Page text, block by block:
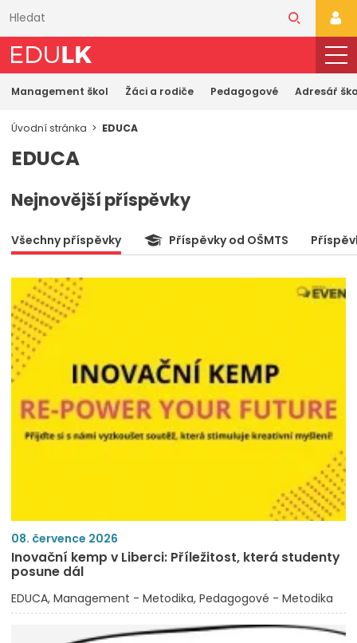
obsahu
Management škol Žáci a rodiče Pedagogové Adresář
Úvodní stránka EDUCA
EDUCA
Nejnovější příspěvky
Všechny příspěvky Příspěvky od OŠMTS
08. července 2026
Inovační kemp v Liberci: Příležitost, která studenty
posune dál
EDUCA Management - Metodika Pedagogové - Metodika